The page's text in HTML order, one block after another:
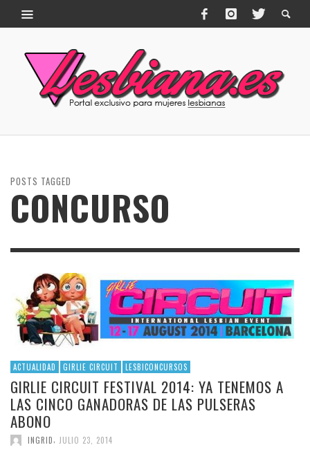
POSTS TAGGED
CONCURSO
ACTUALIDAD GIRLIE CIRCUIT LESBICONCURSOS
GIRLIE CIRCUIT FESTIVAL 2014: YA TENEMOS A
LAS CINCO GANADORAS DE LAS PULSERAS
ABONO
INGRID JULIO 23, 2014